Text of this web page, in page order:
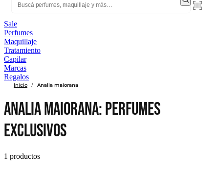
Sale
Perfumes
Maquillaje
Tratamiento
Capilar
Marcas
Regalos
Inicio / Analia maiorana
Analia Maiorana: Perfumes
exclusivos
1 productos